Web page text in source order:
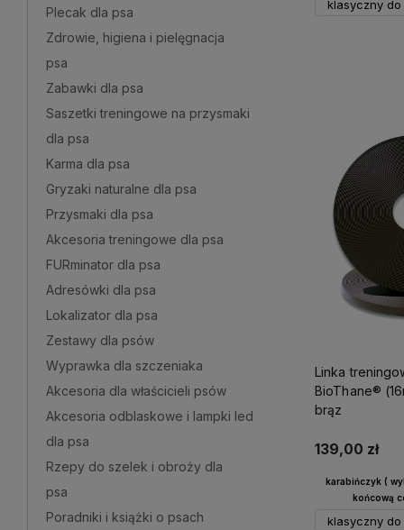
Plecak dla psa
Zdrowie, higiena i pielęgnacja
psa
Zabawki dla psa
Saszetki treningowe na przysmaki
dla psa
Karma dla psa
Gryzaki naturalne dla psa
Przysmaki dla psa
Akcesoria treningowe dla psa
FURminator dla psa
Adresówki dla psa
Lokalizator dla psa
Zestawy dla psów
Wyprawka dla szczeniaka
Akcesoria dla właścicieli psów
Akcesoria odblaskowe i lampki led
dla psa
Rzepy do szelek i obroży dla
psa
Poradniki i książki o psach
klasyczny do
Linka
BioThane®
brąz
139,00 zł
karabińczyk (
końcową
klasyczny do